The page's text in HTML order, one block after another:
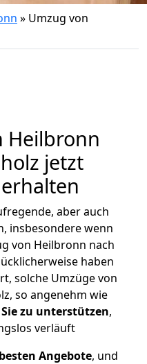
» Umzug von
Heilbronn
jetzt
aber auch
insbesondere wenn
von Heilbronn nach
haben
solche Umzüge von
so angenehm wie
Sie zu unterstützen,
verläuft
Angebote, und